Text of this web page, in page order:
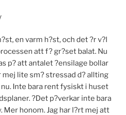
en varm h?st, och det ?r v?l
att f? gr?set balat. Nu
p? att antalet ?ensilage bollar
lite sm? stressad d? allting
Inte bara rent fysiskt i huset
?Det p?verkar inte bara
Mer honom. Jag har l?rt mej att